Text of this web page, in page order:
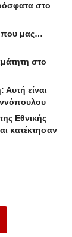
στο
που μας…
στο
είναι
Εθνικής
κατέκτησαν